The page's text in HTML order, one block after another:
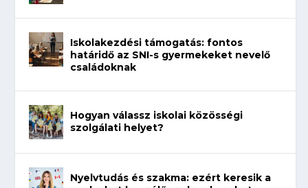
Iskolakezdési támogatás: fontos
határidő az SNI-s gyermekeket nevelő
családoknak
Hogyan válassz iskolai közösségi
szolgálati helyet?
Nyelvtudás és szakma: ezért keresik a